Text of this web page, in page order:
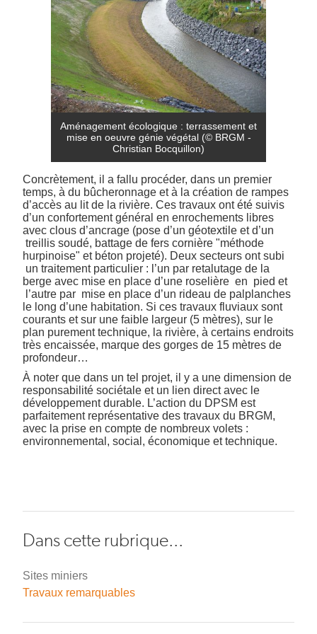
Aménagement écologique : terrassement et
mise en oeuvre génie végétal (© BRGM -
Christian Bocquillon)
Concrètement, il a fallu procéder, dans un premier
temps, à du bûcheronnage et à la création de rampes
d’accès au lit de la rivière. Ces travaux ont été suivis
d’un confortement général en enrochements libres
avec clous d’ancrage (pose d’un géotextile et d’un
treillis soudé, battage de fers cornière "méthode
hurpinoise" et béton projeté). Deux secteurs ont subi
un traitement particulier : l’un par retalutage de la
berge avec mise en place d’une roselière en pied et
l’autre par mise en place d’un rideau de palplanches
le long d’une habitation. Si ces travaux fluviaux sont
courants et sur une faible largeur (5 mètres), sur le
plan purement technique, la rivière, à certains endroits
très encaissée, marque des gorges de 15 mètres de
profondeur…
À noter que dans un tel projet, il y a une dimension de
responsabilité sociétale et un lien direct avec le
développement durable. L’action du DPSM est
parfaitement représentative des travaux du BRGM,
avec la prise en compte de nombreux volets :
environnemental, social, économique et technique.
Dans cette rubrique...
Sites miniers
Travaux remarquables